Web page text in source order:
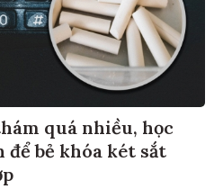
quá nhiều, học
để bẻ khóa két sắt